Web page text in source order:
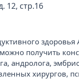
12, стр.16
здоровья
получить
андролога,
хирургов,